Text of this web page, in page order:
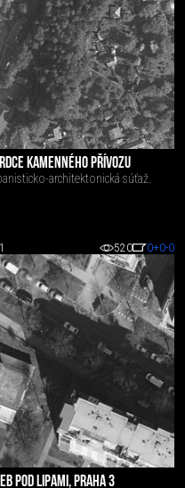
KAMENNÉHO PŘÍVOZU
architektonická súťaž.
520 0+0-0
POD LIPAMI, PRAHA 3